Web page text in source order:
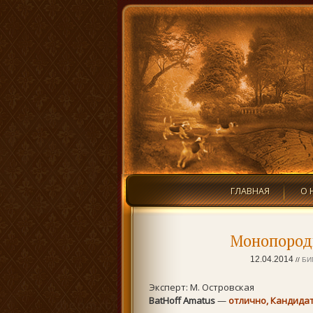
ГЛАВНАЯ О
12.04.2014 //
Эксперт: М. Островская
BatHoff Amatus— отлично,